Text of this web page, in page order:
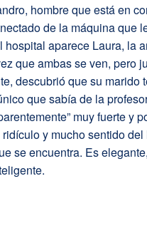
hombre que está en
de la máquina que
hospital aparece Laura, la
que ambas se ven, pero
descubrió que su marido
que sabía de la
muy fuerte y
y mucho sentido
se encuentra. Es